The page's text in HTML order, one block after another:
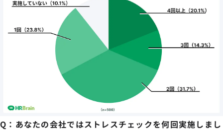
Q：あなたの会社ではストレスチェックを何回実施しまし